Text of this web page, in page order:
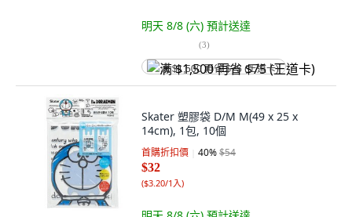
明天 8/8 (六) 預計送達
(3)
满 $1,500 再省 $75 (王道卡)
Skater 塑膠袋 D/M M(49 x 25 x
14cm), 1包, 10個
首購折扣價 40%$54
$32
($3.20/1入)